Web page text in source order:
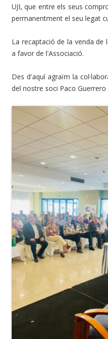
UJI, que entre els seus
permanentment el seu legat
La recaptació de la venda
a favor de l'Associació.
Des d'aquí agraïm la
del nostre soci Paco Guerrero